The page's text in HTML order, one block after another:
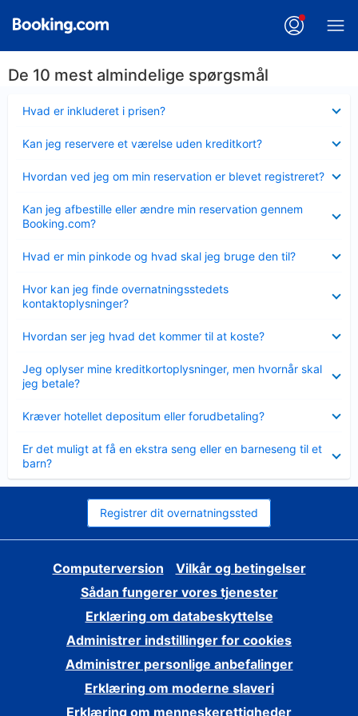
De 10 mest almindelige spørgsmål
Hvad er inkluderet i prisen?
Kan jeg reservere et værelse uden kreditkort?
Hvordan ved jeg om min reservation er blevet registreret?
Kan jeg afbestille eller ændre min reservation gennem
Booking.com?
Hvad er min pinkode og hvad skal jeg bruge den til?
Hvor kan jeg finde overnatningsstedets
kontaktoplysninger?
Hvordan ser jeg hvad det kommer til at koste?
Jeg oplyser mine kreditkortoplysninger, men hvornår skal
jeg betale?
Kræver hotellet depositum eller forudbetaling?
Er det muligt at få en ekstra seng eller en barneseng til et
barn?
Registrer dit overnatningssted
Computerversion
Vilkår og betingelser
Sådan fungerer vores tjenester
Erklæring om databeskyttelse
Administrer indstillinger for cookies
Administrer personlige anbefalinger
Erklæring om moderne slaveri
Erklæring om menneskerettigheder